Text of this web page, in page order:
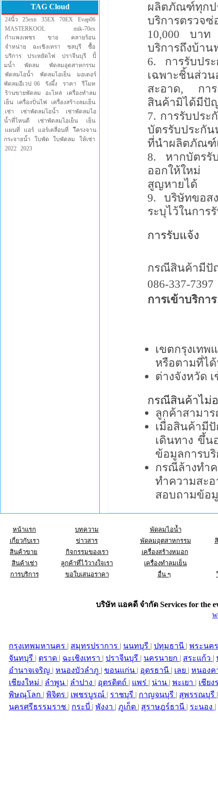
TAG Cloud
24นิ้ว 25exn 35EX 70EX
Evap06
MASTERKOOL
mik-70ex
กำแพงเพชร
ขาย
คลายร้อน
จำหน่าย
ฉะเชิงเทรา ชลบุรี
ซื้อ
บริการ
ประหยัดไฟ ปราจีนบุรี
ปั้
มน้ำ
พัดลม
พัดลมอุตสาหกรรม
พัดลมไอน้ำ
พัดลมไอเย็น
มอเตอร์
พัดลมอีเวป 06
รังผึ้ง ราคา
รีโมท
ร้านขายพัดลม
อะไหล่
เครื่องทำลม
เย็น
เครื่องปั่นไฟ
เครื่องสร้างลมเย็น
เช่า
เช่าพัดลมไอน้ำ
เช่าพัดลมไอ
น้ำที่ไหนดี
เช่าพัดลมไอเย็น
เย็น
แผนที่
แอร์ แอร์เคลื่อนที่
โึครงจาน
กระจายน้ำ
ใบพัด ใบพัดลม
ให้เช่า
2022
2023
ผลิตภัณฑ์ทุกป
บริการตรวจ
10,000 บา
บริการถึงบ้าน
การรับปร
เฉพาะชิ้นส่ว
สะอาด, การ
สินค้ามิได้มีปั
การรับประ
บัตรรับประกัน
ที่นำผลิตภัณฑ์
หากบัตร
ออกให้ใหม่
สูญหายได้
บริษัทขอส
ระบุไว้ในการ
การรับแจ้ง
กรณีสินค้ามีปั
086-337-7397
การเข้าบริกา
เขตกรุงเท
หรือตามที่ไ
ต่างจังหวัด
กรณีสินค้าไม่
ลูกค้าสามาร
เมื่อสินค้ามี
เดินทาง ขึ้น
ข้อมูลการบริ
กรณีล้างทำ
ทำความสะ
สอบถามข้อมู
หน้าแรก บทความ
พัดลมไอน้ำ
เกี่ยวกับเรา
ข่าวสาร พัดลมอุตสาหกรรม
สินค้าขาย
กิจกรรมของเรา
เครื่องสร้างหมอก
สินค้าเช่า
ลูกค้าที่ไว้วางใจเรา
เครื่องทำลมเย็น
การบริการ
ขอใบเสนอราคา อื่น ๆ
บริษัท แอคดี จำกัด Services for the
กรุงเทพมหานคร | สมุทรปราการ | นนทบุรี | ปทุมธานี | พระนค
จันทบุรี | ตราด | ฉะเชิงเทรา | ปราจีนบุรี | นครนายก | สระแก้ว |
อำนาจเจริญ | หนองบัวลำภู | ขอนแก่น | อุดรธานี | เลย | หนอง
เชียงใหม่ | ลำพูน | ลำปาง | อุตรดิตถ์ | แพร่ | น่าน | พะเยา | เชีย
พิษณุโลก | พิจิตร | เพชรบูรณ์ | ราชบุรี | กาญจนบุรี | สุพรรณบุรี
นครศรีธรรมราช | กระบี่ | พังงา | ภูเก็ต | สุราษฎร์ธานี | ระนอง |